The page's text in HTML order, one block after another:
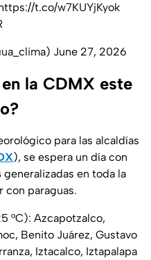
t.co/w7KUYjKyok
June 27, 2026
la CDMX este
para las alcaldías
), se espera un día con
generalizadas en toda la
con paraguas.
°C): Azcapotzalco,
Benito Juárez, Gustavo
Iztacalco, Iztapalapa